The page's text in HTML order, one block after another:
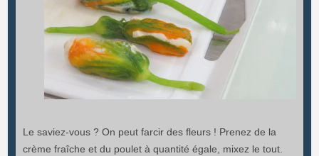
Le saviez-vous ? On peut farcir des fleurs ! Prenez de la
crème fraîche et du poulet à quantité égale, mixez le tout.